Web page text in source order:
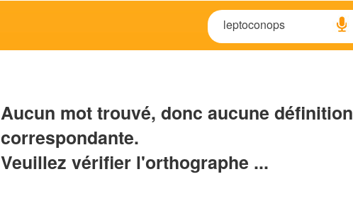
Aucun mot trouvé, donc aucune définition
correspondante.
Veuillez vérifier l'orthographe ...